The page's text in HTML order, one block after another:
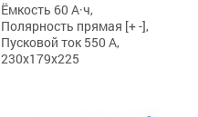
Ёмкость 60 А·ч,
Полярность прямая [+ -],
Пусковой ток 550 А,
230x179x225